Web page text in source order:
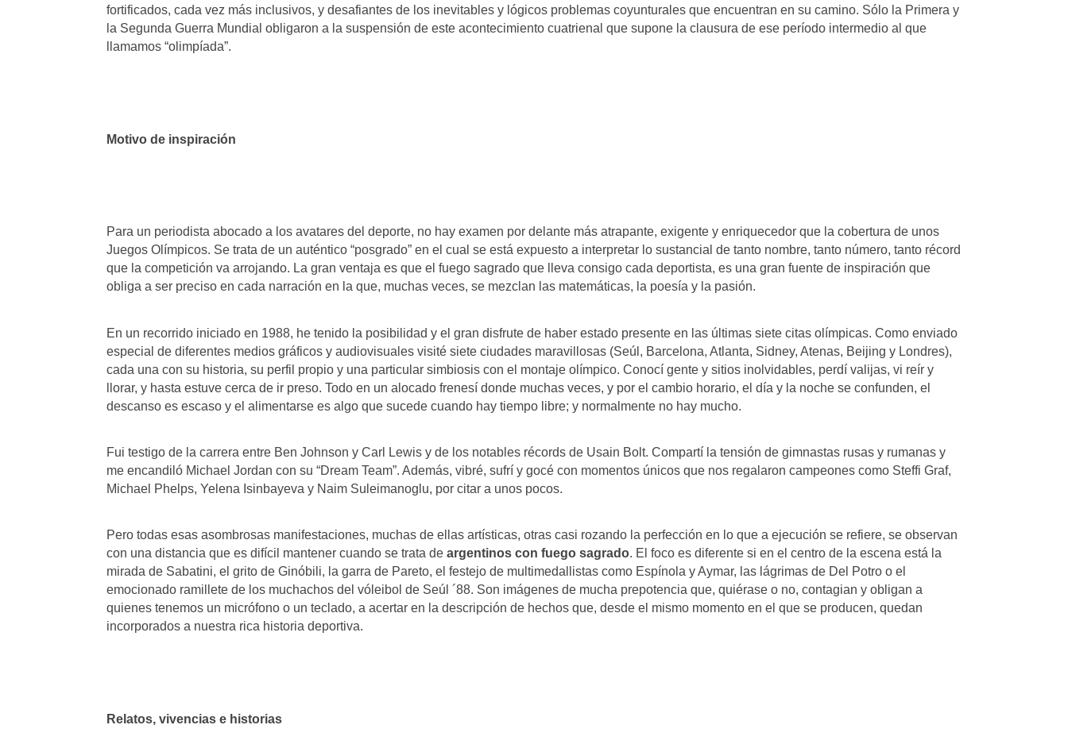
fortificados, cada vez más inclusivos, y desafiantes de los inevitables y lógicos problemas coyunturales que encuentran en su camino. Sólo la Primera y
la Segunda Guerra Mundial obligaron a la suspensión de este acontecimiento cuatrienal que supone la clausura de ese período intermedio al que
llamamos “olimpíada”.
Motivo de inspiración
Para un periodista abocado a los avatares del deporte, no hay examen por delante más atrapante, exigente y enriquecedor que la cobertura de unos
Juegos Olímpicos. Se trata de un auténtico “posgrado” en el cual se está expuesto a interpretar lo sustancial de tanto nombre, tanto número, tanto récord
que la competición va arrojando. La gran ventaja es que el fuego sagrado que lleva consigo cada deportista, es una gran fuente de inspiración que
obliga a ser preciso en cada narración en la que, muchas veces, se mezclan las matemáticas, la poesía y la pasión.
En un recorrido iniciado en 1988, he tenido la posibilidad y el gran disfrute de haber estado presente en las últimas siete citas olímpicas. Como enviado
especial de diferentes medios gráficos y audiovisuales visité siete ciudades maravillosas (Seúl, Barcelona, Atlanta, Sidney, Atenas, Beijing y Londres),
cada una con su historia, su perfil propio y una particular simbiosis con el montaje olímpico. Conocí gente y sitios inolvidables, perdí valijas, vi reír y
llorar, y hasta estuve cerca de ir preso. Todo en un alocado frenesí donde muchas veces, y por el cambio horario, el día y la noche se confunden, el
descanso es escaso y el alimentarse es algo que sucede cuando hay tiempo libre; y normalmente no hay mucho.
Fui testigo de la carrera entre Ben Johnson y Carl Lewis y de los notables récords de Usain Bolt. Compartí la tensión de gimnastas rusas y rumanas y
me encandiló Michael Jordan con su “Dream Team”. Además, vibré, sufrí y gocé con momentos únicos que nos regalaron campeones como Steffi Graf,
Michael Phelps, Yelena Isinbayeva y Naim Suleimanoglu, por citar a unos pocos.
Pero todas esas asombrosas manifestaciones, muchas de ellas artísticas, otras casi rozando la perfección en lo que a ejecución se refiere, se observan
con una distancia que es difícil mantener cuando se trata deargentinos con fuego sagrado. El foco es diferente si en el centro de la escena está la
mirada de Sabatini, el grito de Ginóbili, la garra de Pareto, el festejo de multimedallistas como Espínola y Aymar, las lágrimas de Del Potro o el
emocionado ramillete de los muchachos del vóleibol de Seúl ´88. Son imágenes de mucha prepotencia que, quiérase o no, contagian y obligan a
quienes tenemos un micrófono o un teclado, a acertar en la descripción de hechos que, desde el mismo momento en el que se producen, quedan
incorporados a nuestra rica historia deportiva.
Relatos, vivencias e historias